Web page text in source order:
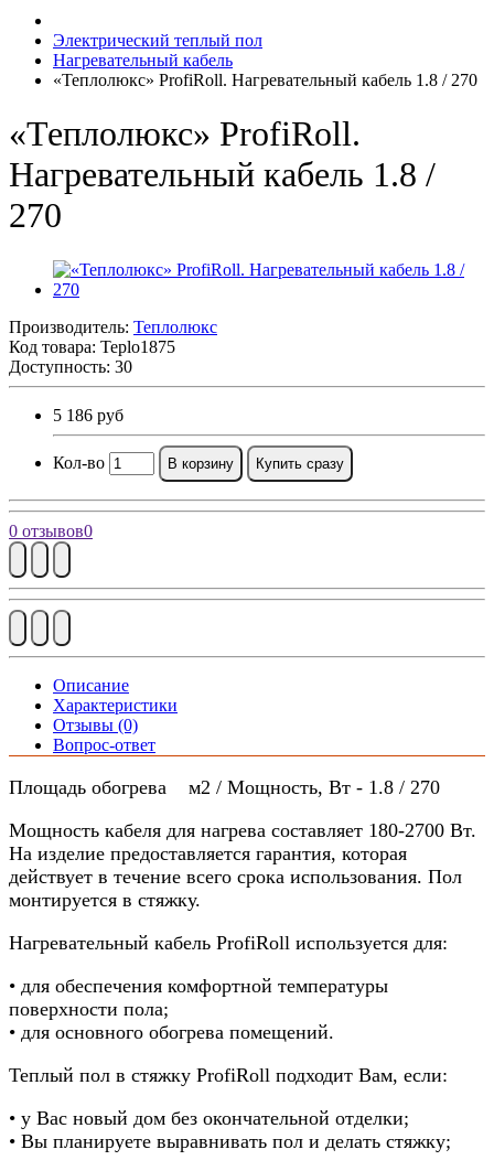
Электрический теплый пол
Нагревательный кабель
«Теплолюкс» ProfiRoll. Нагревательный кабель 1.8 / 270
«Теплолюкс» ProfiRoll.
Нагревательный кабель 1.8 /
270
Производитель: Теплолюкс
Код товара: Teplo1875
Доступность: 30
5 186 руб
Кол-во В корзину Купить сразу
0 отзывов0
Описание
Характеристики
Отзывы (0)
Вопрос-ответ
Площадь обогрева м2 / Мощность, Вт - 1.8 / 270
Мощность кабеля для нагрева составляет 180-2700 Вт.
На изделие предоставляется гарантия, которая
действует в течение всего срока использования. Пол
монтируется в стяжку.
Нагревательный кабель ProfiRoll используется для:
• для обеспечения комфортной температуры
поверхности пола;
• для основного обогрева помещений.
Теплый пол в стяжку ProfiRoll подходит Вам, если:
• у Вас новый дом без окончательной отделки;
• Вы планируете выравнивать пол и делать стяжку;